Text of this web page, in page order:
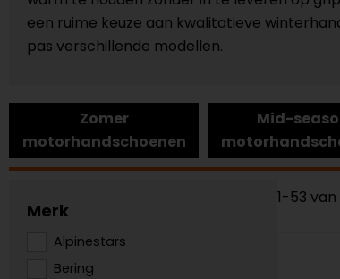
een ruime keuze aan kwalitatieve
pas verschillende modellen.
Zomer
motorhandschoenen
Mid-
Merk
Alpinestars
Bering
1-53